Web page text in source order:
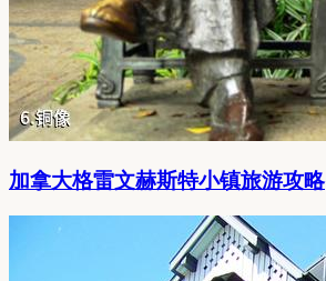
加拿大格雷文赫斯特小镇旅游攻略